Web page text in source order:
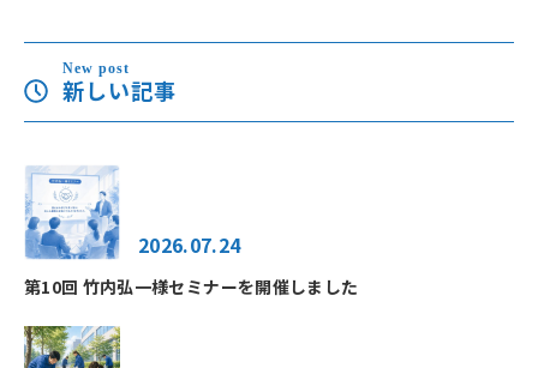
New post
新しい記事
2026.07.24
第10回 竹内弘一様セミナーを開催しました